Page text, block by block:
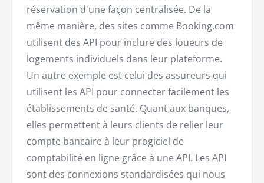
réservation d'une façon centralisée. De la
même manière, des sites comme Booking.com
utilisent des API pour inclure des loueurs de
logements individuels dans leur plateforme.
Un autre exemple est celui des assureurs qui
utilisent les API pour connecter facilement les
établissements de santé. Quant aux banques,
elles permettent à leurs clients de relier leur
compte bancaire à leur progiciel de
comptabilité en ligne grâce à une API. Les API
sont des connexions standardisées qui nous